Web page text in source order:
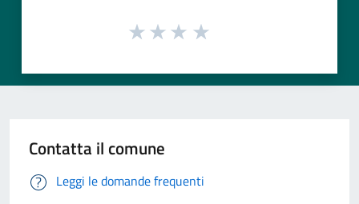
Contatta il comune
Leggi le domande frequenti